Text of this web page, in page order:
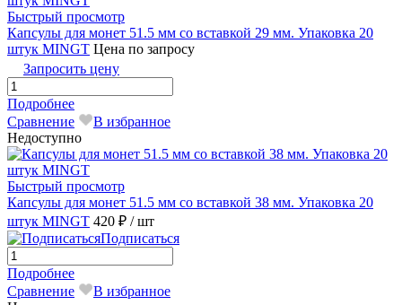
Быстрый просмотр
Капсулы для монет 51.5 мм со вставкой 29 мм. Упаковка 20
штук MINGT Цена по запросу
Запросить цену
Подробнее
Сравнение
В избранное
Недоступно
Быстрый просмотр
Капсулы для монет 51.5 мм со вставкой 38 мм. Упаковка 20
штук MINGТ 420 ₽ / шт
Подписаться
Подробнее
Сравнение
В избранное